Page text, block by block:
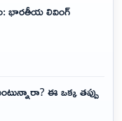
భారతీయ లివింగ్
ఈ ఒక్క తప్పు